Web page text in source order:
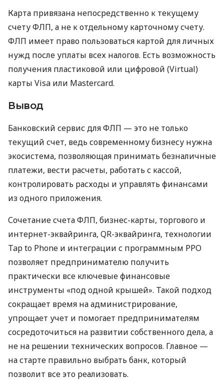
Карта привязана непосредственно к текущему
счету ФЛП, а не к отдельному карточному счету.
ФЛП имеет право пользоваться картой для личных
нужд после уплаты всех налогов. Есть возможность
получения пластиковой или цифровой (Virtual)
карты Visa или Mastercard.
Вывод
Банковский сервис для ФЛП — это не только
текущий счет, ведь современному бизнесу нужна
экосистема, позволяющая принимать безналичные
платежи, вести расчеты, работать с кассой,
контролировать расходы и управлять финансами
из одного приложения.
Сочетание счета ФЛП, бизнес-карты, торгового и
интернет-эквайринга, QR-эквайринга, технологии
Tap to Phone и интеграции с программным РРО
позволяет предпринимателю получить
практически все ключевые финансовые
инструменты «под одной крышей». Такой подход
сокращает время на администрирование,
упрощает учет и помогает предпринимателям
сосредоточиться на развитии собственного дела, а
не на решении технических вопросов. Главное —
на старте правильно выбрать банк, который
позволит все это реализовать.